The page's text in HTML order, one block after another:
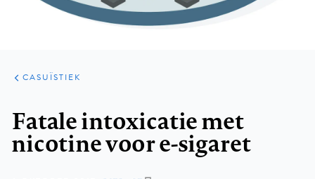
ARTIKELEN
PRAKTIJK
CASUÏSTIEK
Fatale intoxicatie met
nicotine voor e-sigaret